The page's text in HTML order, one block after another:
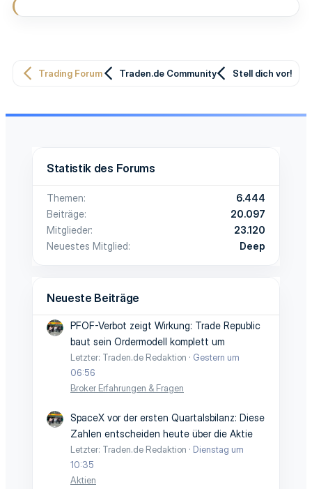
n
Trading Forum Traden.de Community Stell dich vor!
Statistik des Forums
Themen
6.444
Beiträge
20.097
Mitglieder
23.120
Neuestes Mitglied
Deep
Neueste Beiträge
PFOF-Verbot zeigt Wirkung: Trade Republic
baut sein Ordermodell komplett um
Letzter: Traden.de Redaktion
Gestern um
06:56
Broker Erfahrungen & Fragen
SpaceX vor der ersten Quartalsbilanz: Diese
Zahlen entscheiden heute über die Aktie
Letzter: Traden.de Redaktion
Dienstag um
10:35
Aktien